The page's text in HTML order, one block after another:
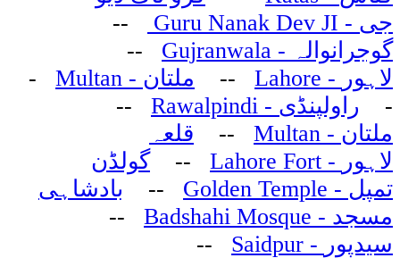
جی - Guru Nanak Dev JI
--
گوجرانوالہ - Gujranwala
--
لاہور - Lahore
-- ملتان - Multan
-
- راولپنڈی - Rawalpindi
--
ملتان - Multan
-- قلعہ
لاہور - Lahore Fort
--گولڈن
تمپل - Golden Temple
-- بادشاہی
مسجد - Badshahi Mosque
--
سیدپور - Saidpur
--